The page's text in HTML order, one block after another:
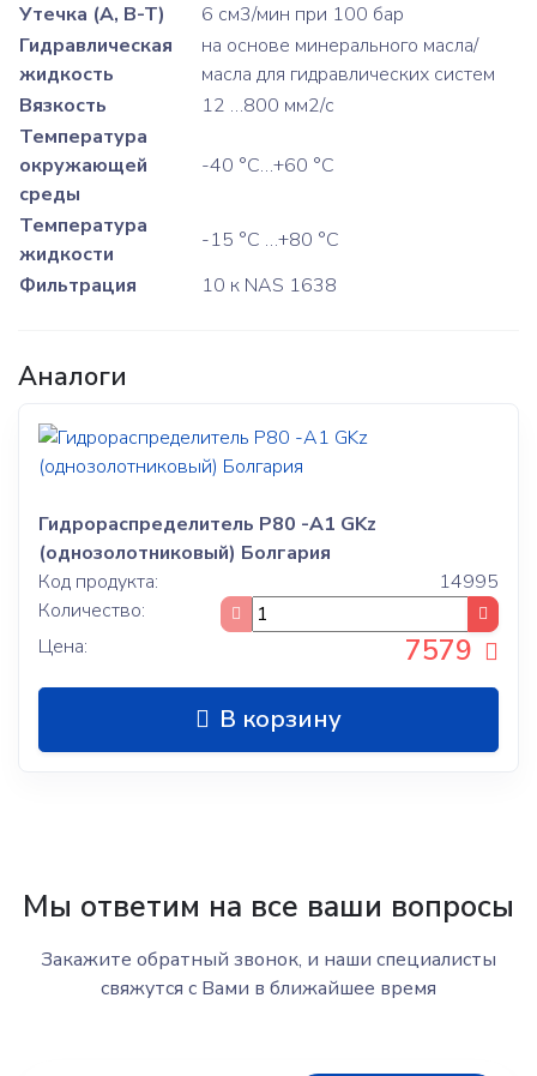
Утечка (A, B-T)
6 см3/мин при 100 бар
Гидравлическая
жидкость
на основе минерального масла/
масла для гидравлических систем
Вязкость
12 …800 мм2/с
Температура
окружающей
среды
-40 °C…+60 °C
Температура
жидкости
-15 °C …+80 °C
Фильтрация
10 к NAS 1638
Аналоги
Гидрораспределитель P80 -A1 GKz
(однозолотниковый) Болгария
Код продукта:
14995
Количество:
Цена:
7579
В корзину
Мы ответим на все ваши вопросы
Закажите обратный звонок, и наши специалисты
свяжутся с Вами в ближайшее время